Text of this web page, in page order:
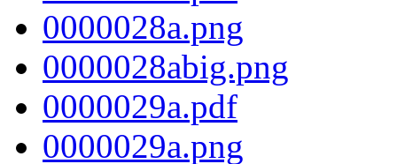
0000028a.png
0000028abig.png
0000029a.pdf
0000029a.png